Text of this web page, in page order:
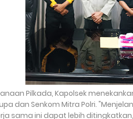
Pilkada, Kapolsek
dan Senkom Mitra Polri.
sama ini dapat lebih